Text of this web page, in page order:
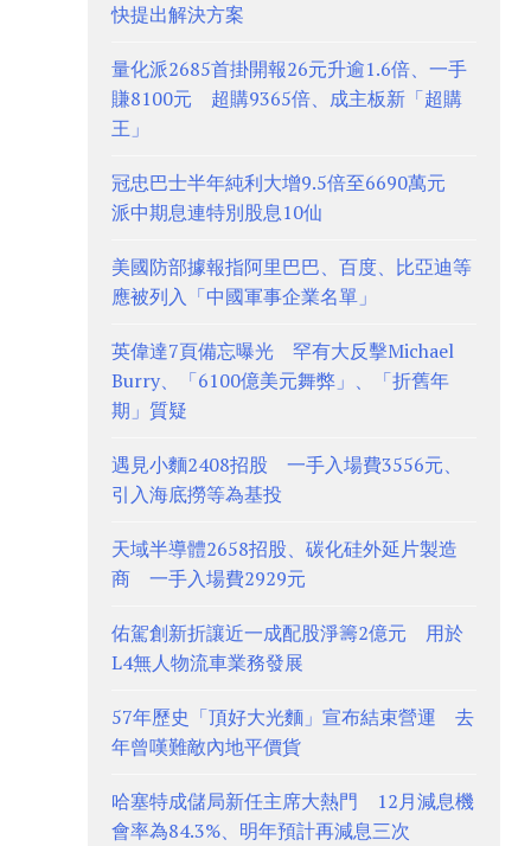
快提出解決方案
量化派2685首掛開報26元升逾1.6倍、一手
賺8100元 超購9365倍、成主板新「超購
王」
冠忠巴士半年純利大增9.5倍至6690萬元
派中期息連特別股息10仙
美國防部據報指阿里巴巴、百度、比亞迪等
應被列入「中國軍事企業名單」
英偉達7頁備忘曝光 罕有大反擊Michael
Burry、「6100億美元舞弊」、「折舊年
期」質疑
遇見小麵2408招股 一手入場費3556元、
引入海底撈等為基投
天域半導體2658招股、碳化硅外延片製造
商 一手入場費2929元
佑駕創新折讓近一成配股淨籌2億元 用於
L4無人物流車業務發展
57年歷史「頂好大光麵」宣布結束營運 去
年曾嘆難敵內地平價貨
哈塞特成儲局新任主席大熱門 12月減息機
會率為84.3%、明年預計再減息三次